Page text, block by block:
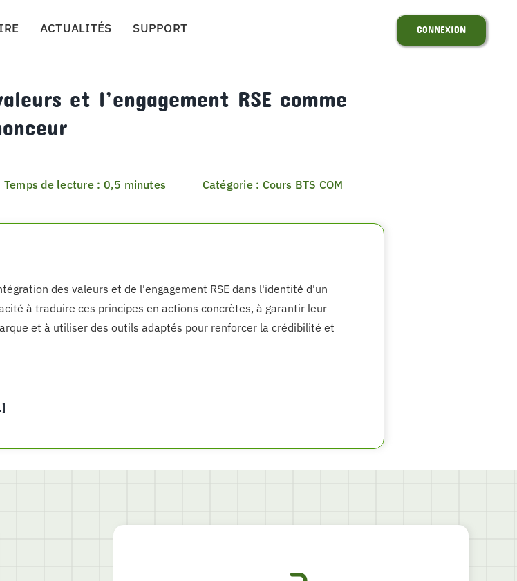
ACTUALITÉS SUPPORT CONNEXION
et l’engagement RSE comme
Temps de lecture : 0,5 minutes Catégorie : Cours BTS COM
des valeurs et de l'engagement RSE dans l'identité d'un
à traduire ces principes en actions concrètes, à garantir leur
et à utiliser des outils adaptés pour renforcer la crédibilité et